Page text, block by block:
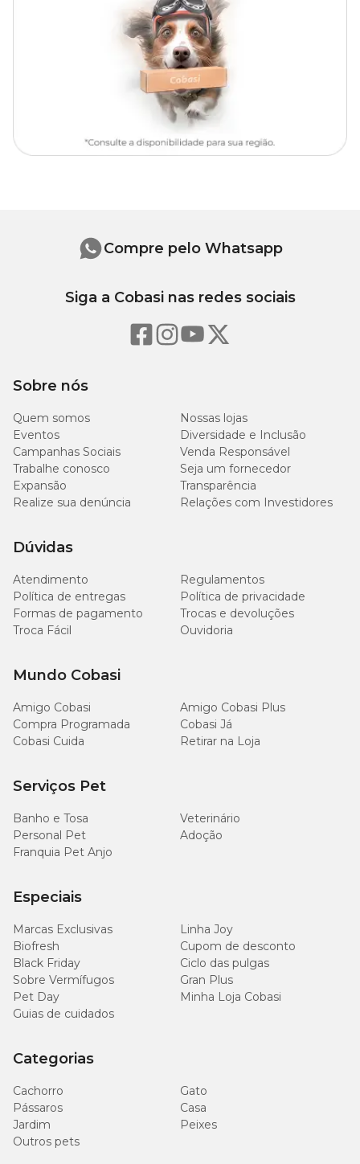
O comedouro é feito com madeira natural, assim, poderá
apresentar alterações em sua cor.
Tamanho P: 155 cm (A) x 37 cm (C) x 35 cm (L) - Peso: 6 kg
Tamanho G: 155 cm (A) x 51 cm (C) x 40 cm (L) - Peso: 7 kg
Sobre nós
Quem somos
Nossas lojas
Eventos
Diversidade e Inclusão
Campanhas Sociais
Venda Responsável
Trabalhe conosco
Seja um fornecedor
Expansão
Transparência
Realize sua denúncia
Relações com Investidores
Dúvidas
Atendimento
Regulamentos
Política de entregas
Política de privacidade
Formas de pagamento
Trocas e devoluções
Troca Fácil
Ouvidoria
Mundo Cobasi
Amigo Cobasi
Amigo Cobasi Plus
Compra Programada
Cobasi Já
Cobasi Cuida
Retirar na Loja
Serviços Pet
Banho e Tosa
Veterinário
Personal Pet
Adoção
Franquia Pet Anjo
Especiais
Marcas Exclusivas
Linha Joy
Biofresh
Cupom de desconto
Black Friday
Ciclo das pulgas
Sobre Vermífugos
Gran Plus
Pet Day
Minha Loja Cobasi
Guias de cuidados
Categorias
Cachorro
Gato
Pássaros
Casa
Jardim
Peixes
Outros pets
Compre pelo Whatsapp
Siga a Cobasi nas redes sociais